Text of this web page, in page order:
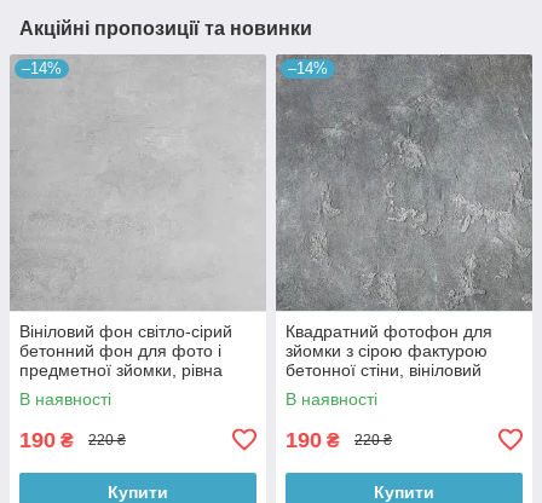
Акційні пропозиції та новинки
–14%
Вініловий фон світло-сірий
бетонний фон для фото і
предметної зйомки, рівна
текстура, 60x60 см, №550674
В наявності
190 ₴ 220 ₴
Купити
–14%
Квадратний фотофон для
зйомки з сірою фактурою
бетонної стіни, вініловий
60x60 см , №550152
В наявності
190 ₴ 220 ₴
Купити